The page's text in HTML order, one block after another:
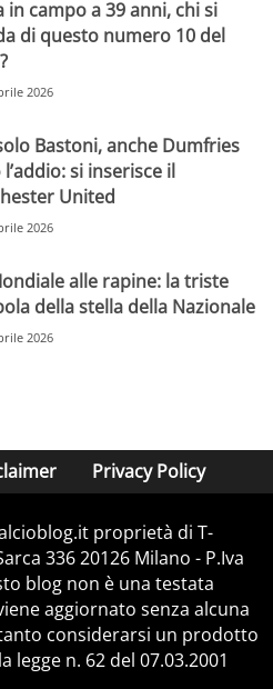
in campo a 39 anni, chi si
di questo numero 10 del
2026
Bastoni, anche Dumfries
si inserisce il
United
2026
alle rapine: la triste
della stella della Nazionale
2026
Privacy Policy
proprietà di T-
336 20126 Milano - P.Iva
blog non è una testata
aggiornato senza alcuna
considerarsi un prodotto
legge n. 62 del 07.03.2001